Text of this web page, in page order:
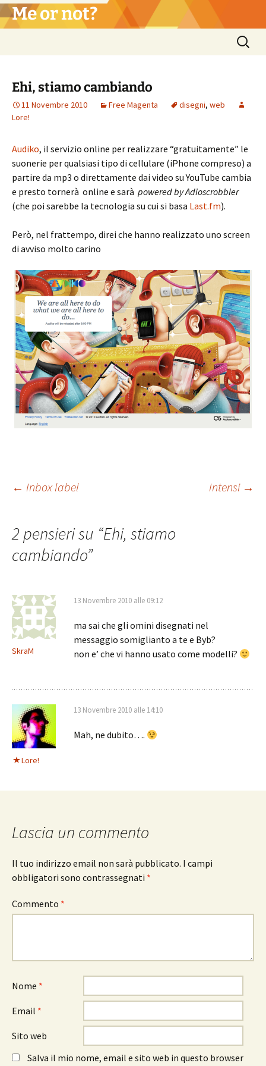
Vai
al Me or not?
Ricerca
per:
Ehi, stiamo cambiando
11 Novembre 2010 Free Magenta disegni, web
Lore!
Audiko, il servizio online per realizzare “gratuitamente” le
suonerie per qualsiasi tipo di cellulare (iPhone compreso) a
partire da mp3 o direttamente dai video su YouTube cambia
e presto tornerà online e sarà powered by Adioscrobbler
(che poi sarebbe la tecnologia su cui si basa Last.fm).
Però, nel frattempo, direi che hanno realizzato uno screen
di avviso molto carino
Navigazione
articolo
← Inbox label Intensi →
2 pensieri su “Ehi, stiamo
cambiando”
SkraM
13 Novembre 2010 alle 09:12
ma sai che gli omini disegnati nel
messaggio somiglianto a te e Byb?
non e’ che vi hanno usato come modelli?
Lore!
13 Novembre 2010 alle 14:10
Mah, ne dubito….
Lascia un commento
Il tuo indirizzo email non sarà pubblicato. I campi
obbligatori sono contrassegnati *
Commento *
Nome *
Email *
Sito web
Salva il mio nome, email e sito web in questo browser